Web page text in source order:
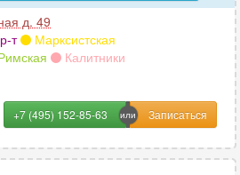
51
д. 49
т
Марксистская
Калитники
+7 (495) 152-85-63